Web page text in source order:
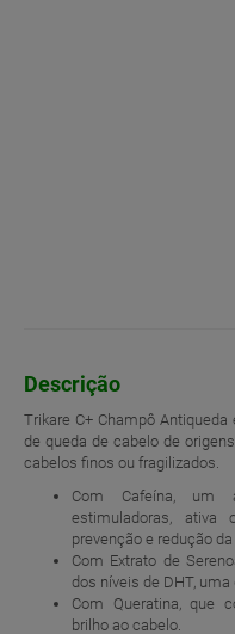
Descrição
Trikare C+ Champô
de queda de cabelo de
cabelos finos ou fragilizados.
Com Cafeína, um
estimuladoras, ativa
prevenção e redução
Com Extrato de
dos níveis de DHT,
Com Queratina, que
brilho ao cabelo.